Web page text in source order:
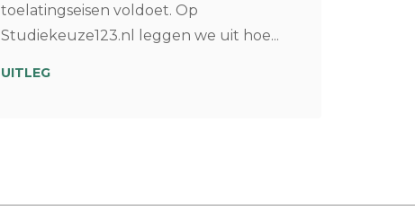
toelatingseisen voldoet. Op
Studiekeuze123.nl leggen we uit hoe...
UITLEG